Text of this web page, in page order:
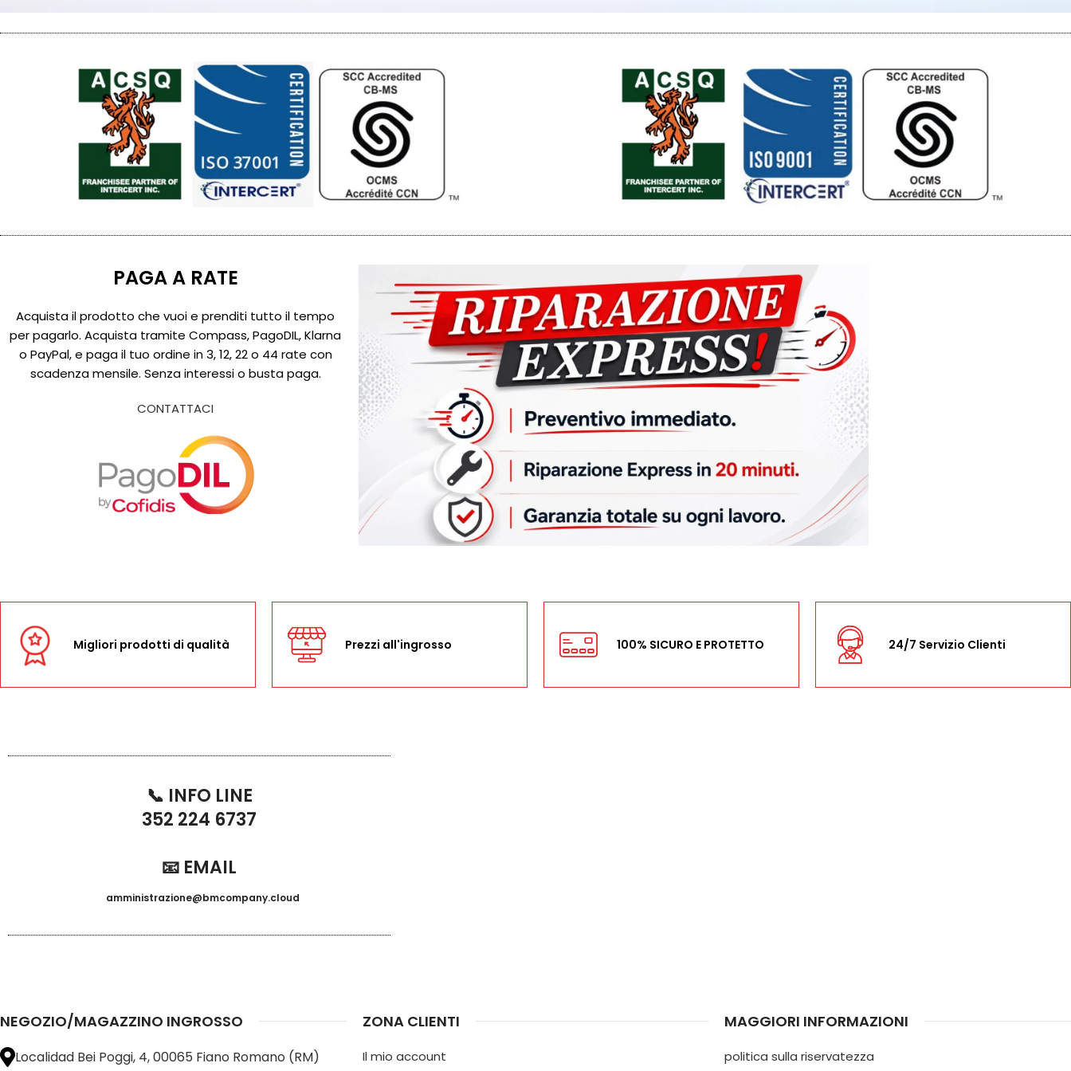
PAGA A RATE
Acquista il prodotto che vuoi e prenditi tutto il tempo
per pagarlo. Acquista tramite Compass, PagoDIL, Klarna
o PayPal, e paga il tuo ordine in 3, 12, 22 o 44 rate con
scadenza mensile. Senza interessi o busta paga.
CONTATTACI
Migliori prodotti di qualità Prezzi all'ingrosso 100% SICURO E PROTETTO 24/7 Servizio Clienti
📞 INFO LINE
352 224 6737
📧 EMAIL
amministrazione@bmcompany.cloud
NEGOZIO/MAGAZZINO INGROSSO
Localidad Bei Poggi, 4, 00065 Fiano Romano (RM)
ZONA CLIENTI
Il mio account
MAGGIORI INFORMAZIONI
politica sulla riservatezza